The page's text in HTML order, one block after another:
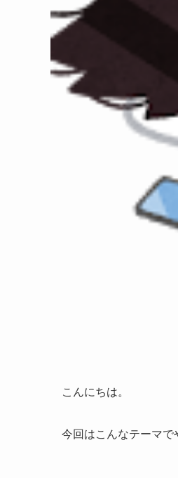
こんにちは。
今回はこんなテーマで